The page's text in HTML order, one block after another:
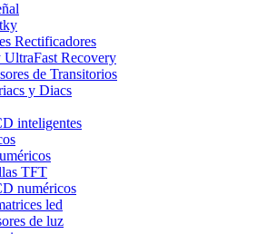
Rectificadores
UltraFast Recovery
de Transitorios
y Diacs
inteligentes
TFT
numéricos
led
de luz